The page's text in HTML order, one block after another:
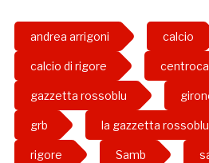
andrea arrigoni calcio
calcio di rigore
gazzetta rossoblu
grb la gazzetta rossoblu
rigore Samb